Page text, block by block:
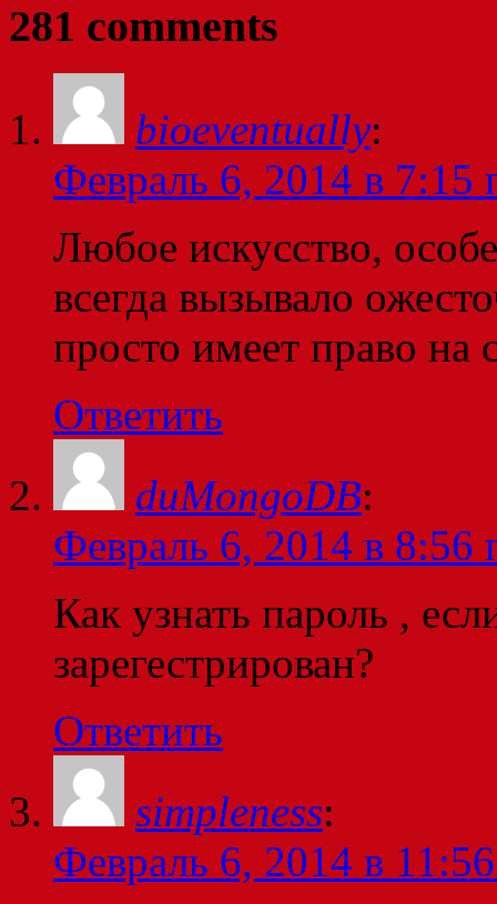
281 comments
bioeventually:
Февраль 6, 2014 в 7:15
Любое искусство,
всегда вызывало
просто имеет право на
Ответить
duMongoDB:
Февраль 6, 2014 в 8:56
Как узнать пароль ,
зарегестрирован?
Ответить
simpleness:
Февраль 6, 2014 в